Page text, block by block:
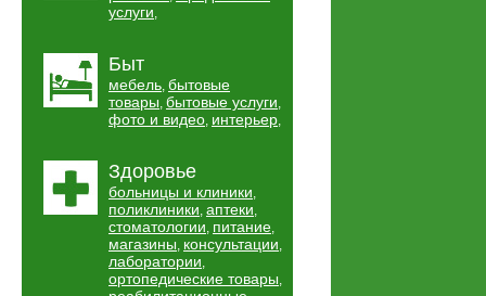
услуги,
Быт
мебель, бытовые
товары, бытовые услуги,
фото и видео, интерьер,
Здоровье
больницы и клиники,
поликлиники, аптеки,
стоматологии, питание,
магазины, консультации,
лаборатории,
ортопедические товары,